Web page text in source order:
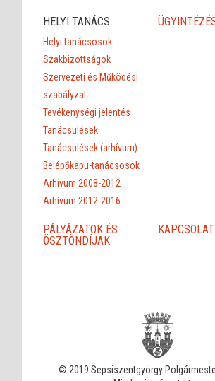
HELYI TANÁCS
Helyi tanácsosok
Szakbizottságok
Szervezeti és Működési
szabályzat
Tevékenységi jelentés
Tanácsülések
Tanácsülések (arhívum)
Belépőkapu-tanácsosok
Arhívum 2008-2012
Arhívum 2012-2016
PÁLYÁZATOK ÉS
ÖSZTÖNDÍJAK
KAPCSOLAT
© 2019 Sepsiszentgyörgy